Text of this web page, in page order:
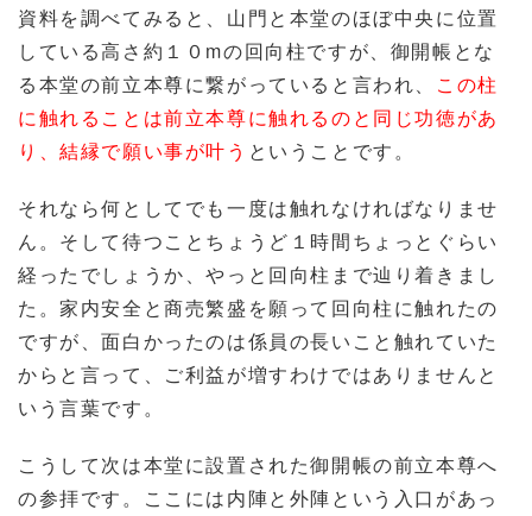
資料を調べてみると、山門と本堂のほぼ中央に位置
している高さ約１０mの回向柱ですが、御開帳とな
る本堂の前立本尊に繋がっていると言われ、 この柱
に触れることは前立本尊に触れるのと同じ功徳があ
り、結縁で願い事が叶う ということです。
それなら何としてでも一度は触れなければなりませ
ん。そして待つことちょうど１時間ちょっとぐらい
経ったでしょうか、やっと回向柱まで辿り着きまし
た。家内安全と商売繁盛を願って回向柱に触れたの
ですが、面白かったのは係員の長いこと触れていた
からと言って、ご利益が増すわけではありませんと
いう言葉です。
こうして次は本堂に設置された御開帳の前立本尊へ
の参拝です。ここには内陣と外陣という入口があっ